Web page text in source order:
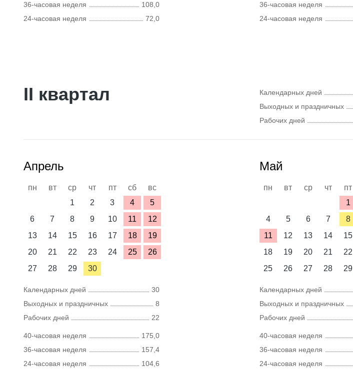
36-часовая неделя
108,0
24-часовая неделя
72,0
36-часовая неделя
24-часовая неделя
II квартал Календарных дней
Выходных и праздничных
Рабочих дней
Апрель
пн вт ср чт пт сб
вс
1
2 3 4
5
6
7 8 9 10 11
12
13
14 15 16 17 18
19
20
21 22 23 24 25
26
27
28 29 30
Календарных дней
30
Выходных и праздничных
8
Рабочих дней
22
40-часовая неделя
175,0
36-часовая неделя
157,4
24-часовая неделя
104,6
Май
пн вт ср чт пт
1
4
5 6 7 8
11
12 13 14 15
18
19 20 21 22
25
26 27 28 29
Календарных дней
Выходных и праздничных
Рабочих дней
40-часовая неделя
36-часовая неделя
24-часовая неделя